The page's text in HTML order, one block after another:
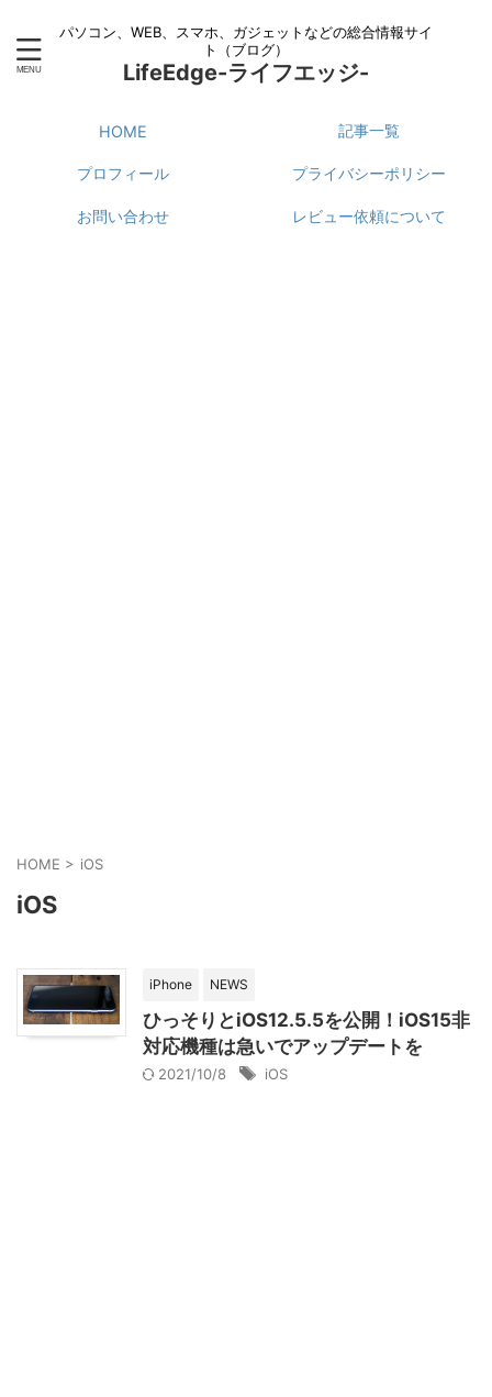
パソコン、WEB、スマホ、ガジェットなどの総合情報サイ
ト（ブログ）
LifeEdge-ライフエッジ-
HOME 記事一覧
プロフィール プライバシーポリシー
お問い合わせ レビュー依頼について
HOME > iOS
iOS
iPhone NEWS
ひっそりとiOS12.5.5を公開！iOS15非
対応機種は急いでアップデートを
2021/10/8 iOS